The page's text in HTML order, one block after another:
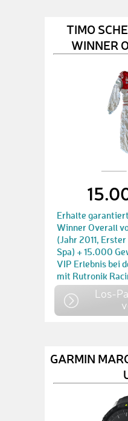
TIMO
WINNER
Erhalte
Winner Overall
(Jahr 2011,
Spa) + 15.000
VIP Erlebnis bei
mit Rutronik
Los-
GARMIN